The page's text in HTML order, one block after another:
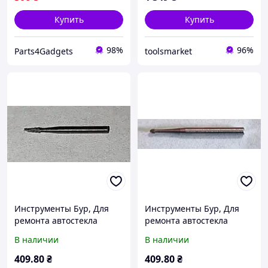
Купить
Parts4Gadgets 98%
Купить
toolsmarket 96%
Инструменты Бур, Для
ремонта автостекла
В наличии
409.80₴
Инструменты Бур, Для
ремонта автостекла
В наличии
409.80₴